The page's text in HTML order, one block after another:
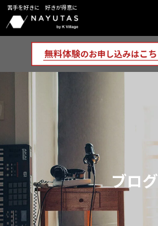
苦手を好きに 好きが得意に
ブログ